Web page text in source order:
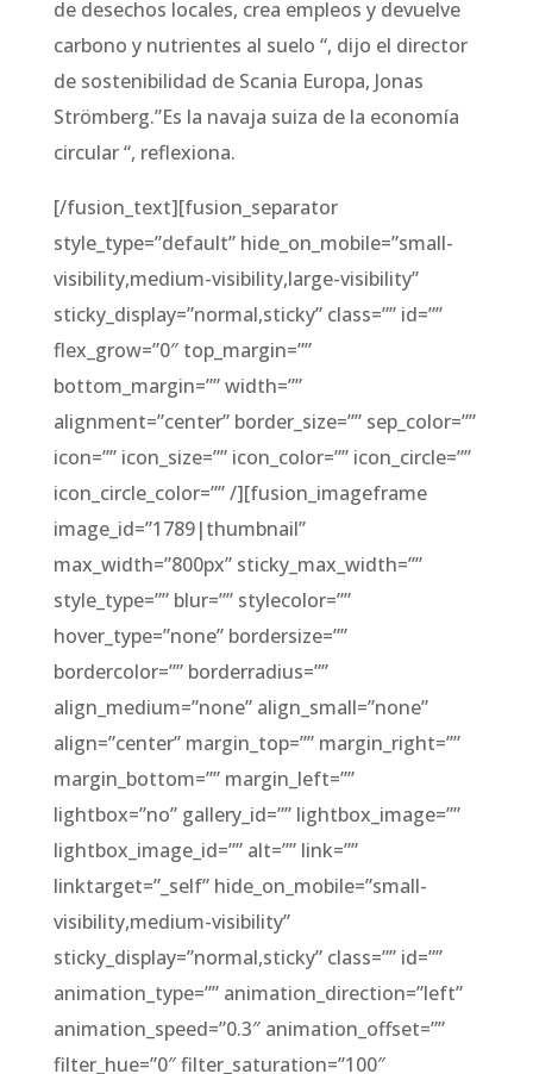
de desechos locales, crea empleos y devuelve
carbono y nutrientes al suelo “, dijo el director
de sostenibilidad de Scania Europa, Jonas
Strömberg.”Es la navaja suiza de la economía
circular “, reflexiona.
[/fusion_text][fusion_separator
style_type=”default” hide_on_mobile=”small-
visibility,medium-visibility,large-visibility”
sticky_display=”normal,sticky” class=”” id=””
flex_grow=”0″ top_margin=””
bottom_margin=”” width=””
alignment=”center” border_size=”” sep_color=””
icon=”” icon_size=”” icon_color=”” icon_circle=””
icon_circle_color=”” /][fusion_imageframe
image_id=”1789|thumbnail”
max_width=”800px” sticky_max_width=””
style_type=”” blur=”” stylecolor=””
hover_type=”none” bordersize=””
bordercolor=”” borderradius=””
align_medium=”none” align_small=”none”
align=”center” margin_top=”” margin_right=””
margin_bottom=”” margin_left=””
lightbox=”no” gallery_id=”” lightbox_image=””
lightbox_image_id=”” alt=”” link=””
linktarget=”_self” hide_on_mobile=”small-
visibility,medium-visibility”
sticky_display=”normal,sticky” class=”” id=””
animation_type=”” animation_direction=”left”
animation_speed=”0.3″ animation_offset=””
filter_hue=”0″ filter_saturation=”100″